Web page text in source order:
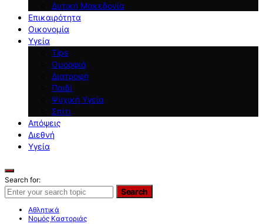
Δυτική Μακεδονία
Επικαιρότητα
Οικονομία
Υγεία
Tips
Ομορφιά
Διατροφή
Παιδί
Ψυχική Υγεία
Σπίτι
Απόψεις
Διεθνή
Υγεία
Search for:
Search
Αθλητικά
Νομός Καστοριάς